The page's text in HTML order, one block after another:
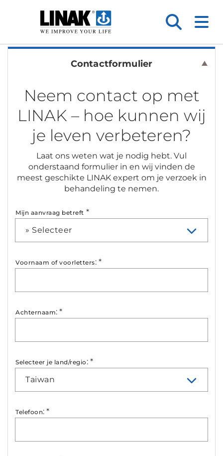
Contactformulier
Neem contact op met
LINAK – hoe kunnen wij
je leven verbeteren?
Laat ons weten wat je nodig hebt. Vul
onderstaand formulier in en wij vinden de
meest geschikte LINAK expert om je verzoek in
behandeling te nemen.
Mijn aanvraag betreft *
» Selecteer
Voornaam of voorletters: *
Achternaam: *
Selecteer je land/regio : *
Taiwan
Telefoon: *